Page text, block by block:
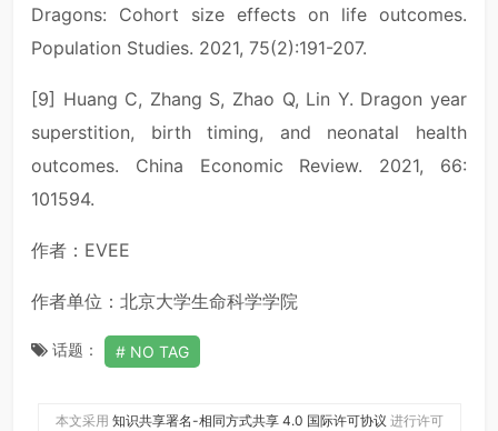
Dragons: Cohort size effects on life outcomes.
Population Studies. 2021, 75(2):191-207.
[9] Huang C, Zhang S, Zhao Q, Lin Y. Dragon year
superstition, birth timing, and neonatal health
outcomes. China Economic Review. 2021, 66:
101594.
作者：EVEE
作者单位：北京大学生命科学学院
话题： NO TAG
本文采用 知识共享署名-相同方式共享 4.0 国际许可协议 进行许可